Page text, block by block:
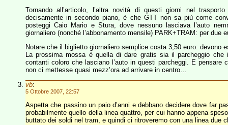
Tornando all’articolo, l’altra novità di questi giorni nel
decisamente in secondo piano, è che GTT non sa più come
posteggi Caio Mario e Stura, dove nessuno lasciava l’auto
giornaliero (nonché l’abbonamento mensile) PARK+TRAM: per
Notare che il biglietto giornaliero semplice costa 3,50 euro: devono
La prossima mossa è quella di dare gratis sia il parcheggio
contanti coloro che lasciano l’auto in questi parcheggi. E
non ci mettesse quasi mezz’ora ad arrivare in centro…
vb:
5 Ottobre 2007, 22:57
Aspetta che passino un paio d’anni e debbano decidere dove far
probabilmente quello della linea quattro, per cui hanno appena
buttato dei soldi nel tram, e quindi ci ritroveremo con una linea due